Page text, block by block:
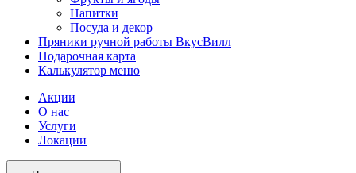
Напитки
Посуда и декор
Пряники ручной работы ВкусВилл
Подарочная карта
Калькулятор меню
Акции
О нас
Услуги
Локации